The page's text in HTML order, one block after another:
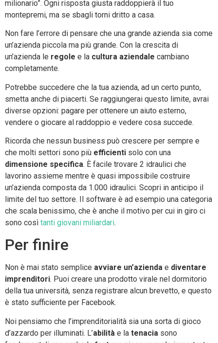
milionario”. Ogni risposta giusta raddoppierà il tuo
montepremi, ma se sbagli torni dritto a casa.
Non fare l’errore di pensare che una grande azienda sia come
un’azienda piccola ma più grande. Con la crescita di
un’azienda le regole e la cultura aziendale cambiano
completamente.
Potrebbe succedere che la tua azienda, ad un certo punto,
smetta anche di piacerti. Se raggiungerai questo limite, avrai
diverse opzioni: pagare per ottenere un aiuto esterno,
vendere o giocare al raddoppio e vedere cosa succede.
Ricorda che nessun business può crescere per sempre e
che molti settori sono più efficienti solo con una
dimensione specifica. È facile trovare 2 idraulici che
lavorino assieme mentre è quasi impossibile costruire
un’azienda composta da 1.000 idraulici. Scopri in anticipo il
limite del tuo settore. Il software è ad esempio una categoria
che scala benissimo, che è anche il motivo per cui in giro ci
sono così tanti giovani miliardari.
Per finire
Non è mai stato semplice avviare un’azienda e diventare
imprenditori. Puoi creare una prodotto virale nel dormitorio
della tua università, senza registrare alcun brevetto, e questo
è stato sufficiente per Facebook.
Noi pensiamo che l’imprenditorialità sia una sorta di gioco
d’azzardo per illuminati. L’abilità e la tenacia sono